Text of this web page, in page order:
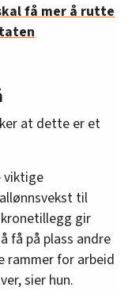
få mer å rutte
at dette er et
viktige
til
gir
få på plass andre
rammer for arbeid
sier hun.